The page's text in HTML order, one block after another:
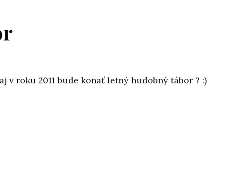
v roku 2011 bude konať letný hudobný tábor ? :)